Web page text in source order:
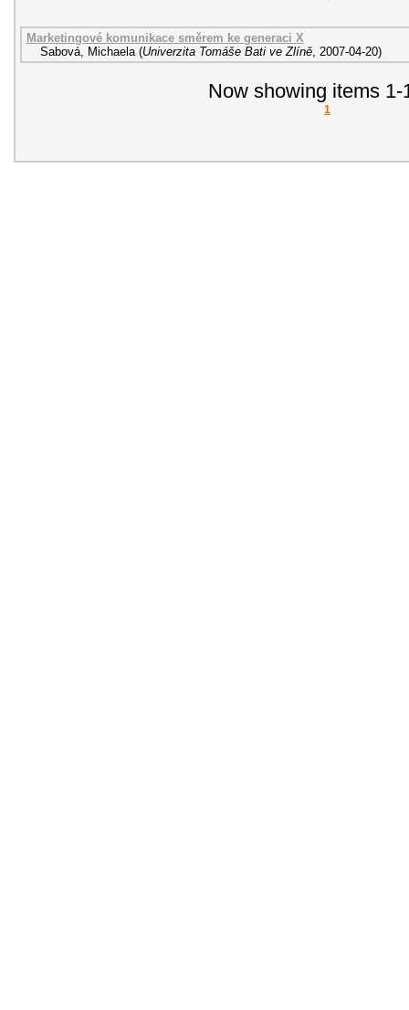
Marketingové komunikace směrem ke generaci X
Sabová, Michaela (Univerzita Tomáše Bati ve Zlíně 2007-04-20)
Now showing items 1-
1